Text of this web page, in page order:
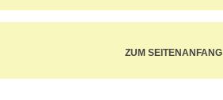
ZUM SEITENANFANG